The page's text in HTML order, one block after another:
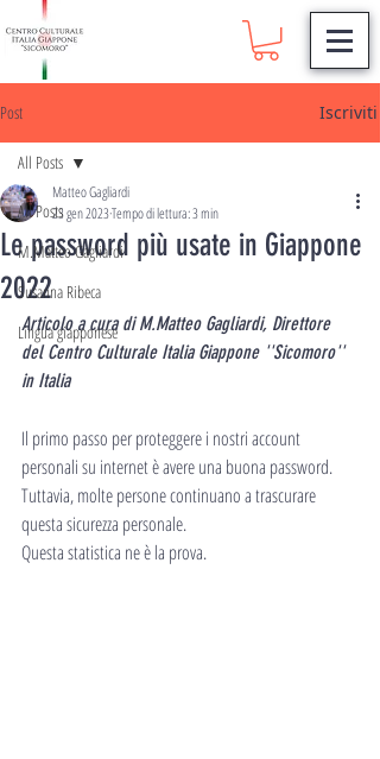
Post Iscriviti
All Posts
M.Matteo Gagliardi
Susanna Ribeca
Lingua giapponese
All Posts
Le password più usate in Giappone
2022
Matteo Gagliardi
23 gen 2023Tempo di lettura: 3 min
Articolo a cura di M.Matteo Gagliardi, Direttore
del Centro Culturale Italia Giappone ''Sicomoro''
in Italia
Il primo passo per proteggere i nostri account
personali su internet è avere una buona password.
Tuttavia, molte persone continuano a trascurare
questa sicurezza personale.
Questa statistica ne è la prova.